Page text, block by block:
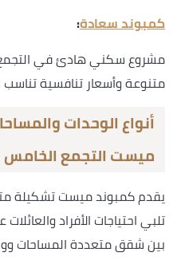
كمبوند سعادة:
مشروع سكني هادئ في
متنوعة وأسعار تنافسية تناسب
أنواع الوحدات
ميست التجمع الخامس
يقدم كمبوند ميست تشكيلة
تلبي احتياجات الأفراد
بين شقق متعددة المساحات